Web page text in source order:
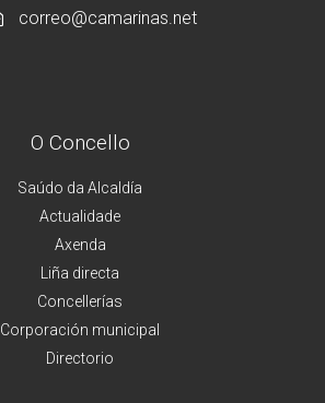
correo@camarinas.net
O Concello
Saúdo da Alcaldía
Actualidade
Axenda
Liña directa
Concellerías
Corporación municipal
Directorio